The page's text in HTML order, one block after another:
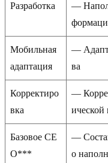
Разработка
—
Мобильная
адаптация
—
ва
Корректиро
вка
—
Базовое СЕ
О***
—
о